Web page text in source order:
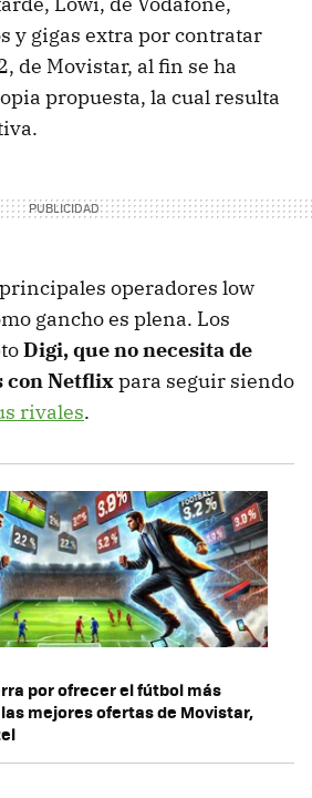
y gigas extra por contratar
de Movistar, al fin se ha
propuesta, la cual resulta
operadores low
gancho es plena. Los
Digi, que no necesita de
con Netflixpara seguir siendo
rivales.
por ofrecer el fútbol más
mejores ofertas de Movistar,